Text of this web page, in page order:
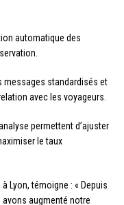
automatique des
messages standardisés et
avec les voyageurs.
permettent d’ajuster
le taux
Lyon, témoigne : « Depuis
augmenté notre